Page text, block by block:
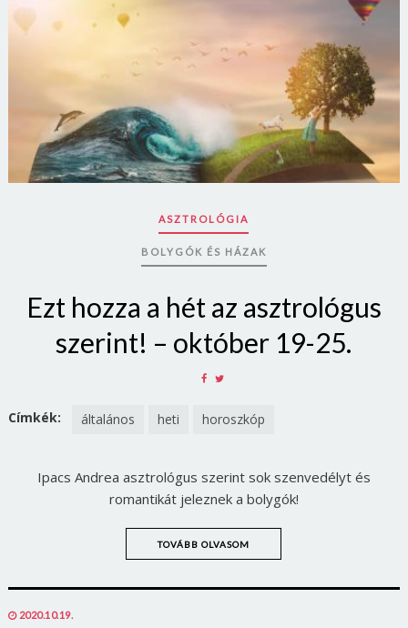
ASZTROLÓGIA
BOLYGÓK ÉS HÁZAK
Ezt hozza a hét az asztrológus
szerint! – október 19-25.
SHARE
FACEBOOK
TWITTER
Címkék: általános heti horoszkóp
Ipacs Andrea asztrológus szerint sok szenvedélyt és
romantikát jeleznek a bolygók!
TOVÁBB OLVASOM
POSTED
2020.10.19.